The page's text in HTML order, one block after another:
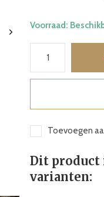
Voorraad:
Toevoegen
Dit product
varianten: